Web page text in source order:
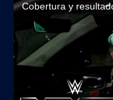
Cobertura y